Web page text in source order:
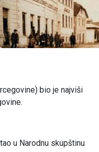
bio je najviši
u Narodnu skupštinu